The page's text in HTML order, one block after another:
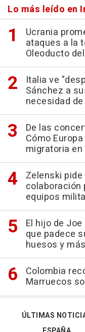
Lo más leído en
Ucrania
ataques a la
Oleoducto
Italia ve
Sánchez a
necesidad
De las
Cómo
migratoria
Zelenski
colaboración
equipos
El hijo de
que padece
huesos y
Colombia
Marruecos
ÚLTIMAS